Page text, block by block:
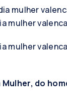
do